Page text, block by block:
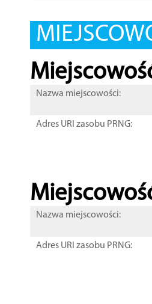
Nazwa miejscowości:
Adres URI zasobu PRNG:
Nazwa miejscowości:
Adres URI zasobu PRNG: